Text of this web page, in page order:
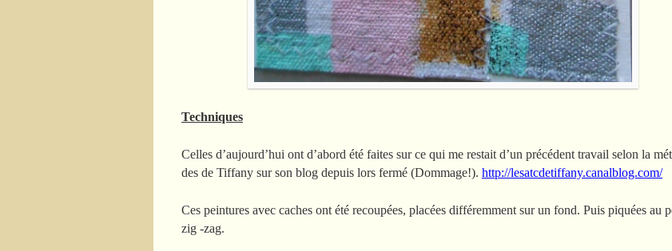
Techniques
Celles d’aujourd’hui ont d’abord été faites sur ce qui me restait d’un précédent travail selon la
des de Tiffany sur son blog depuis lors fermé (Dommage!). http://lesatcdetiffany.canalblog.com/
Ces peintures avec caches ont été recoupées, placées différemment sur un fond. Puis piquées au
zig -zag.